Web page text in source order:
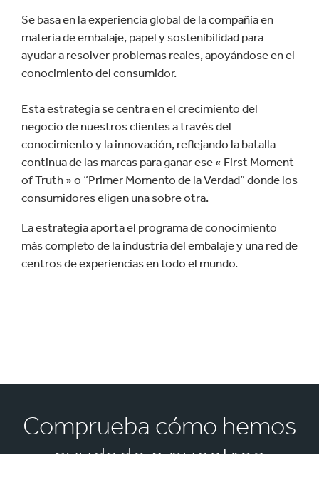
Se basa en la experiencia global de la compañía en
materia de embalaje, papel y sostenibilidad para
ayudar a resolver problemas reales, apoyándose en el
conocimiento del consumidor.
Esta estrategia se centra en el crecimiento del
negocio de nuestros clientes a través del
conocimiento y la innovación, reflejando la batalla
continua de las marcas para ganar ese « First Moment
of Truth » o “Primer Momento de la Verdad” donde los
consumidores eligen una sobre otra.
La estrategia aporta el programa de conocimiento
más completo de la industria del embalaje y una red de
centros de experiencias en todo el mundo.
Comprueba cómo hemos
ayudado a nuestros